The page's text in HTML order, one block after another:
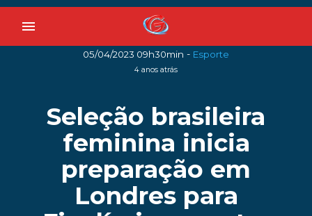
menu
05/04/2023 09h30min - Esporte
4 anos atrás
Seleção brasileira
feminina inicia
preparação em
Londres para